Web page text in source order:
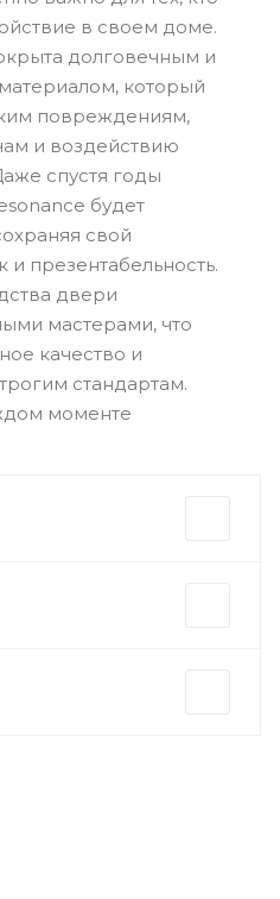
в своем доме.
долговечным и
который
повреждениям,
и воздействию
спустя годы
будет
свой
презентабельность.
двери
мастерами, что
качество и
стандартам.
моменте